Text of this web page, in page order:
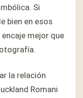
Si
bien en esos
mejor que
la relación
Romani